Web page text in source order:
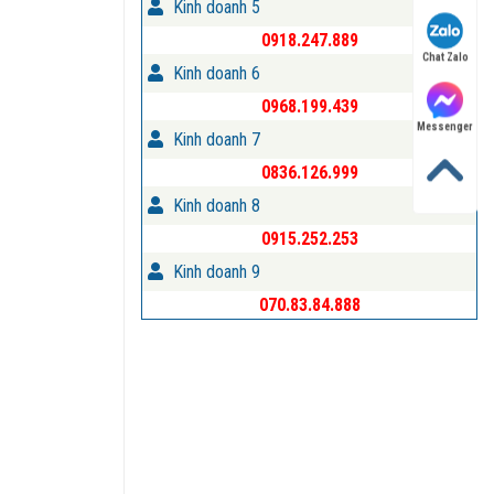
Kinh doanh 5
0918.247.889
Kinh doanh 6
0968.199.439
Kinh doanh 7
0836.126.999
Kinh doanh 8
0915.252.253
Kinh doanh 9
070.83.84.888
Chat Zalo
Messenger